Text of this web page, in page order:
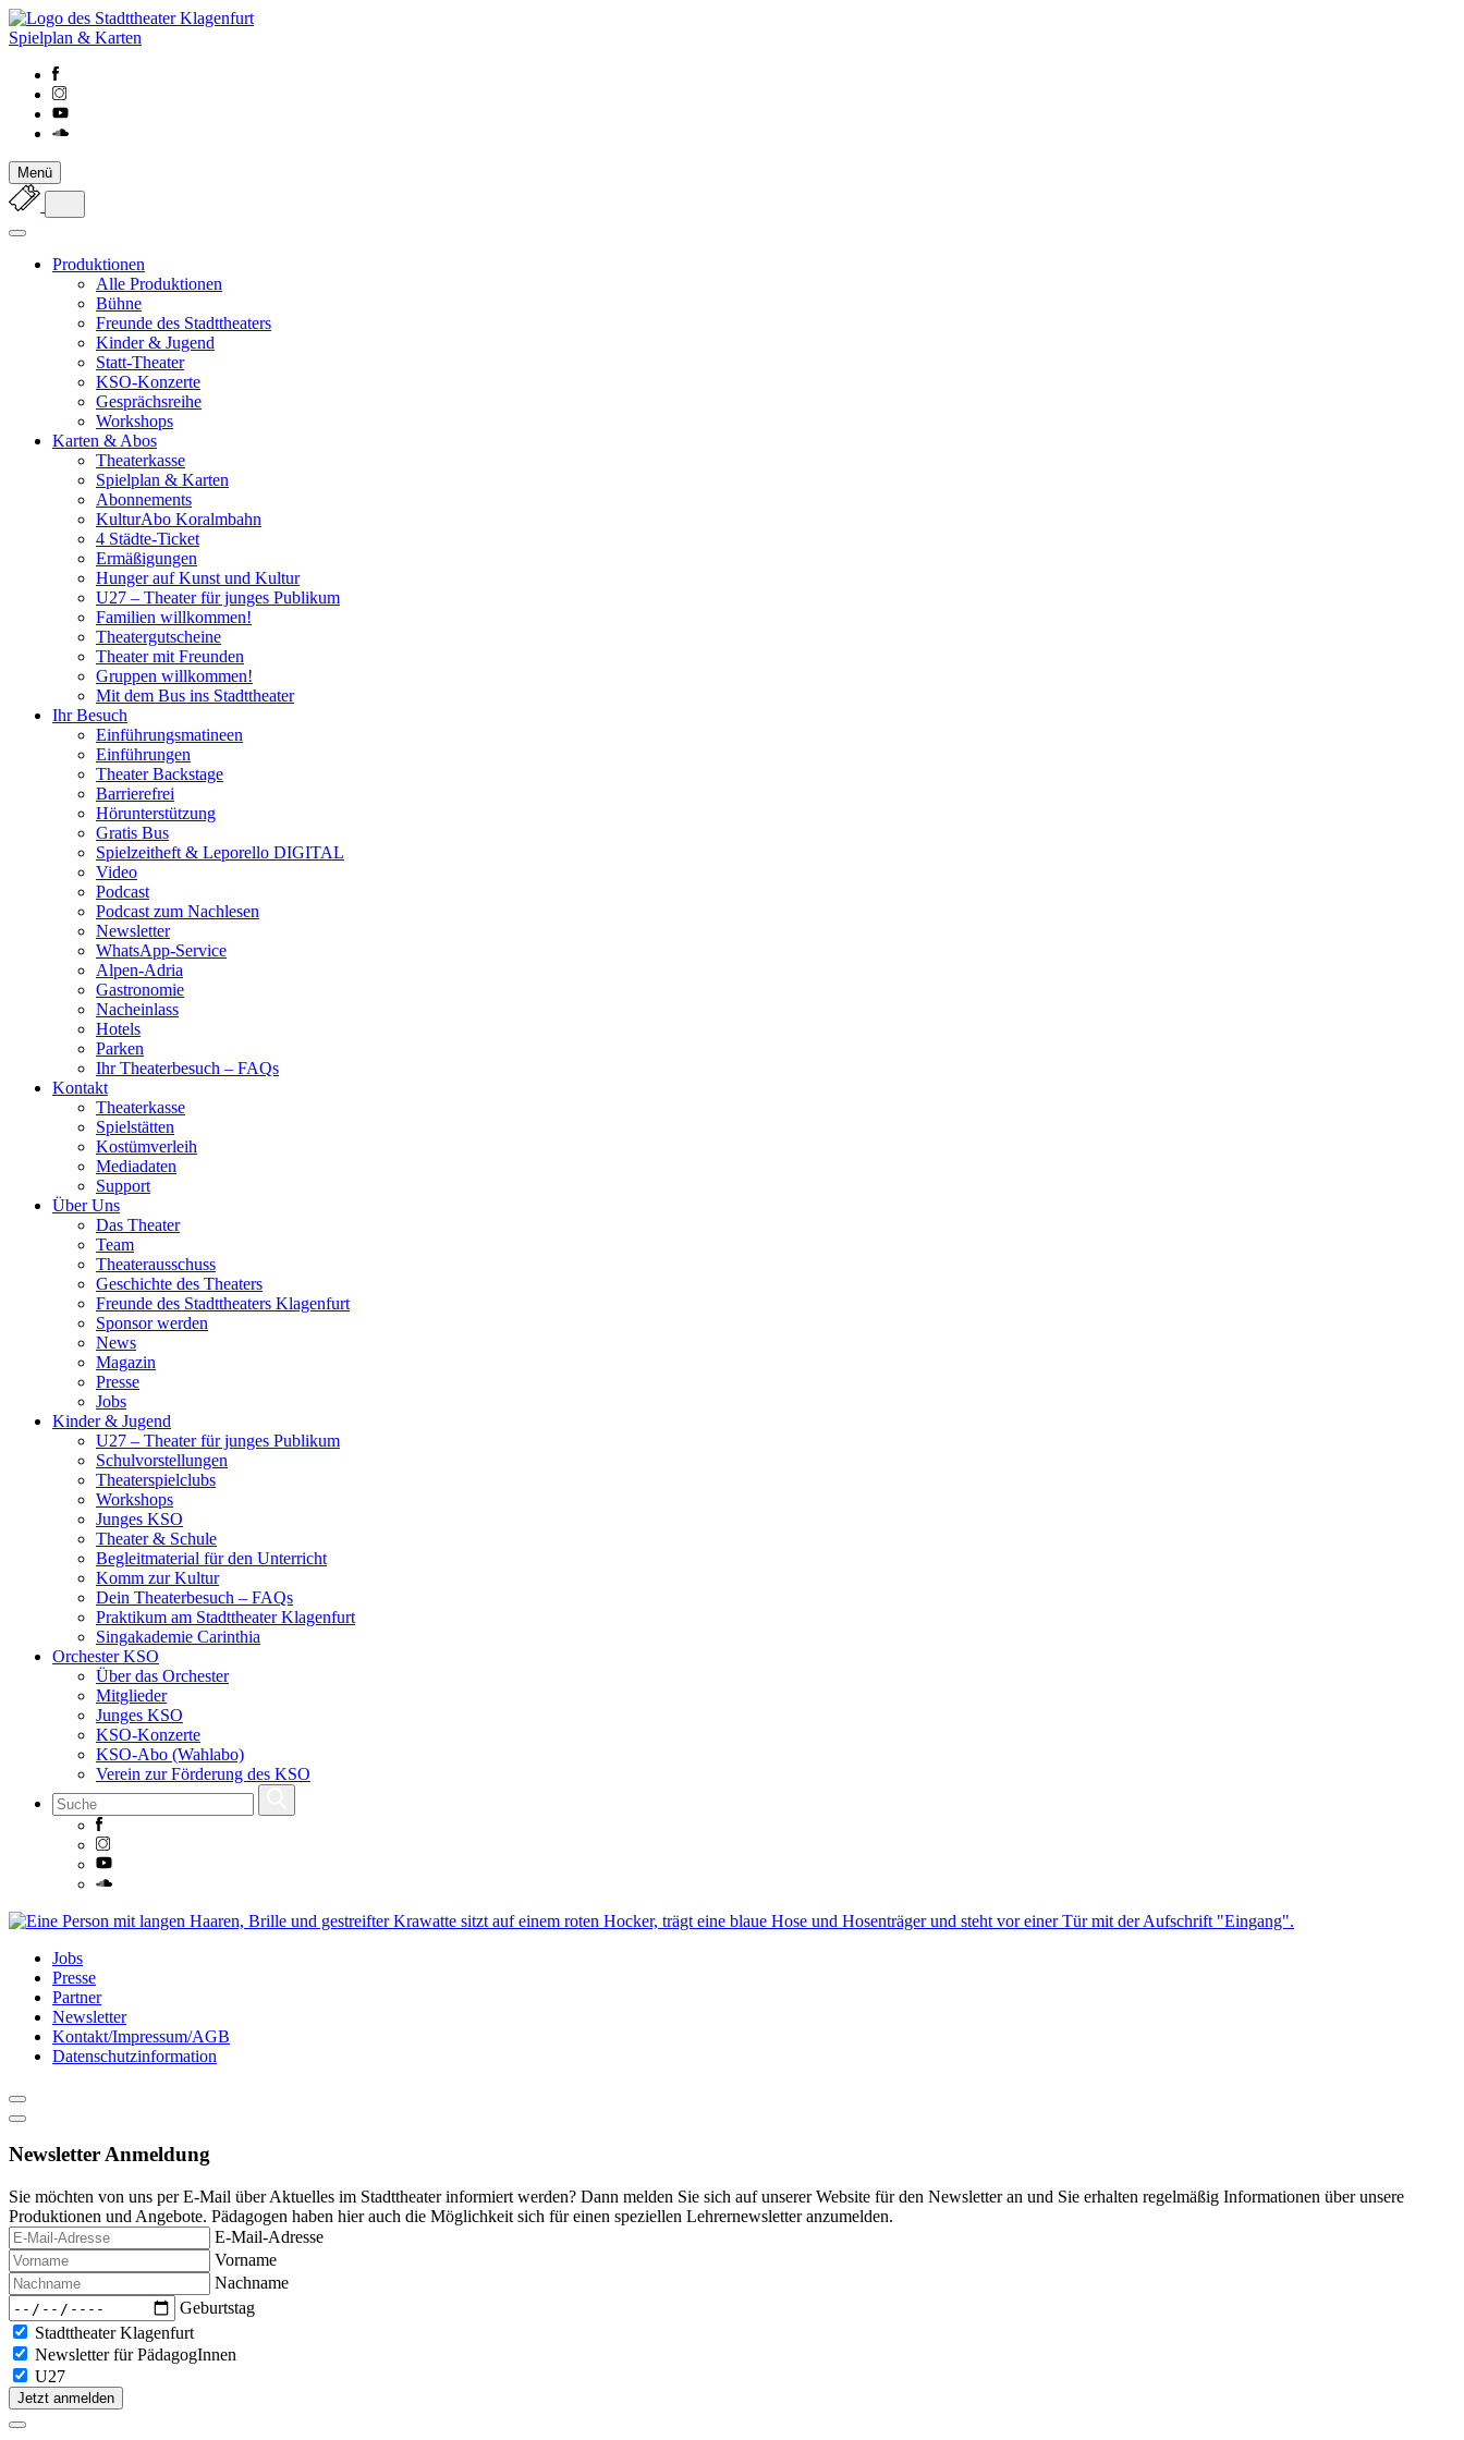
Spielplan & Karten
Menü
Produktionen
Alle Produktionen
Bühne
Freunde des Stadttheaters
Kinder & Jugend
Statt-Theater
KSO-Konzerte
Gesprächsreihe
Workshops
Karten & Abos
Theaterkasse
Spielplan & Karten
Abonnements
KulturAbo Koralmbahn
4 Städte-Ticket
Ermäßigungen
Hunger auf Kunst und Kultur
U27 – Theater für junges Publikum
Familien willkommen!
Theatergutscheine
Theater mit Freunden
Gruppen willkommen!
Mit dem Bus ins Stadttheater
Ihr Besuch
Einführungsmatineen
Einführungen
Theater Backstage
Barrierefrei
Hörunterstützung
Gratis Bus
Spielzeitheft & Leporello DIGITAL
Video
Podcast
Podcast zum Nachlesen
Newsletter
WhatsApp-Service
Alpen-Adria
Gastronomie
Nacheinlass
Hotels
Parken
Ihr Theaterbesuch – FAQs
Kontakt
Theaterkasse
Spielstätten
Kostümverleih
Mediadaten
Support
Über Uns
Das Theater
Team
Theaterausschuss
Geschichte des Theaters
Freunde des Stadttheaters Klagenfurt
Sponsor werden
News
Magazin
Presse
Jobs
Kinder & Jugend
U27 – Theater für junges Publikum
Schulvorstellungen
Theaterspielclubs
Workshops
Junges KSO
Theater & Schule
Begleitmaterial für den Unterricht
Komm zur Kultur
Dein Theaterbesuch – FAQs
Praktikum am Stadttheater Klagenfurt
Singakademie Carinthia
Orchester KSO
Über das Orchester
Mitglieder
Junges KSO
KSO-Konzerte
KSO-Abo (Wahlabo)
Verein zur Förderung des KSO
Skip
contentJobs
Presse
Partner
Newsletter
Kontakt/Impressum/AGB
Datenschutzinformation
Newsletter Anmeldung
Sie möchten von uns per E-Mail über Aktuelles im Stadttheater informiert werden? Dann melden Sie sich auf unserer Website für den Newsletter an und Sie erhalten regelmäßig Informationen über unsere
Produktionen und Angebote. Pädagogen haben hier auch die Möglichkeit sich für einen speziellen Lehrernewsletter anzumelden.
E-Mail-Adresse
Vorname
Nachname
Geburtstag
Stadttheater Klagenfurt
Newsletter für PädagogInnen
U27
Jetzt anmelden